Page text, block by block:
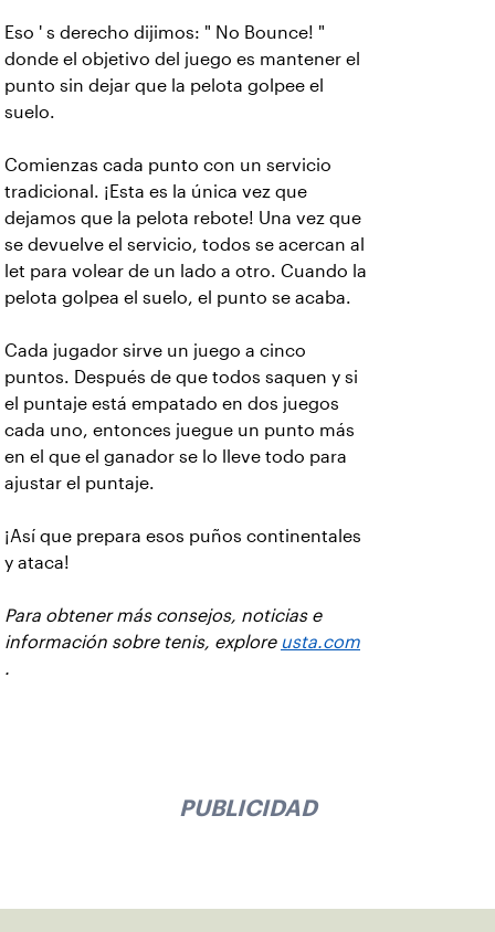
Eso ' s derecho dijimos: " No Bounce! "
donde el objetivo del juego es mantener el
punto sin dejar que la pelota golpee el
suelo.
Comienzas cada punto con un servicio
tradicional. ¡Esta es la única vez que
dejamos que la pelota rebote! Una vez que
se devuelve el servicio, todos se acercan al
let para volear de un lado a otro. Cuando la
pelota golpea el suelo, el punto se acaba.
Cada jugador sirve un juego a cinco
puntos. Después de que todos saquen y si
el puntaje está empatado en dos juegos
cada uno, entonces juegue un punto más
en el que el ganador se lo lleve todo para
ajustar el puntaje.
¡Así que prepara esos puños continentales
y ataca!
Para obtener más consejos, noticias e
información sobre tenis, explore usta.com
.
PUBLICIDAD